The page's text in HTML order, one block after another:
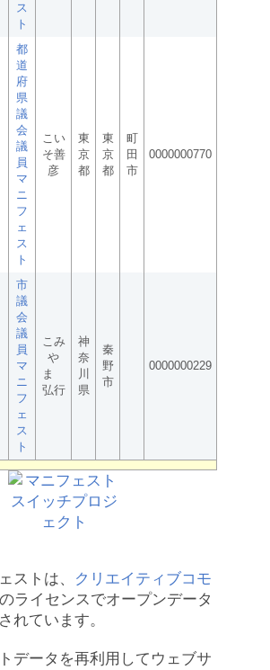
ス
ト
都
道
府
県
議
会
議
員
マ
ニ
フ
ェ
ス
ト
こい
そ善
彦
東
京
都
東
京
都
町
田
市
0000000770
市
議
会
議
員
マ
ニ
フ
ェ
ス
ト
こみ
や
ま
弘行
神
奈
川
県
秦
野
市
0000000229
ストは、
クリエイティブコモ
のライセンスでオープンデータ
れています。
データを再利用してウェブサ